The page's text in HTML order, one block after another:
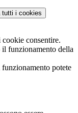
tutti i cookies
cookie consentire.
il funzionamento della
potete